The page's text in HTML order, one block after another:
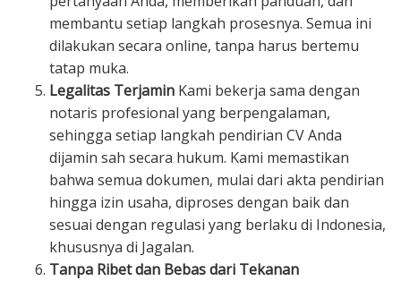
membantu setiap langkah prosesnya. Semua ini
dilakukan secara online, tanpa harus bertemu
tatap muka.
Legalitas Terjamin Kami bekerja sama dengan
notaris profesional yang berpengalaman,
sehingga setiap langkah pendirian CV Anda
dijamin sah secara hukum. Kami memastikan
bahwa semua dokumen, mulai dari akta pendirian
hingga izin usaha, diproses dengan baik dan
sesuai dengan regulasi yang berlaku di Indonesia,
khususnya di Jagalan.
Tanpa Ribet dan Bebas dari Tekanan